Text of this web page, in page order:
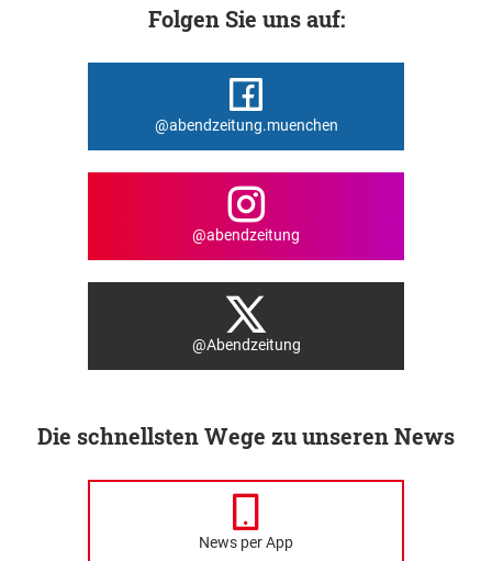
Folgen Sie uns auf:
@abendzeitung.muenchen
@abendzeitung
@Abendzeitung
Die schnellsten Wege zu unseren News
News per App